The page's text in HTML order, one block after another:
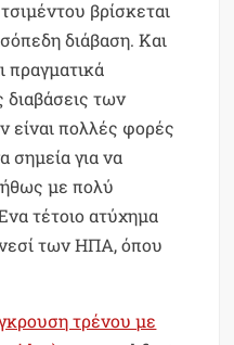
βρίσκεται
διάβαση. Και
πραγματικά
διαβάσεις των
είναι πολλές φορές
σημεία για να
με πολύ
τέτοιο ατύχημα
των ΗΠΑ, όπου
τρένου με